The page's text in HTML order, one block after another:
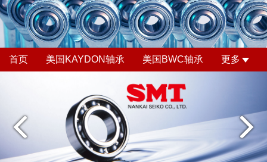
首页 美国KAYDON轴承 美国BWC轴承 更多